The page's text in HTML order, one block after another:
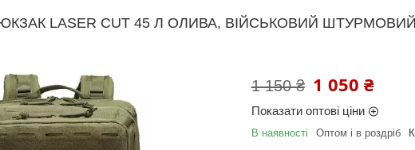
LASER CUT 45 Л ОЛИВА, ВІЙСЬКОВИЙ
1 150 ₴ 1 050 ₴
Показати оптові ціни
В наявності Оптом і в роздріб